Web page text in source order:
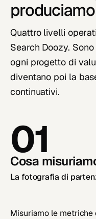
produciamo
Quattro livelli
Search Doozy.
ogni progetto di
diventano poi la
continuativi.
01
Cosa
La fotografia di
Misuriamo le